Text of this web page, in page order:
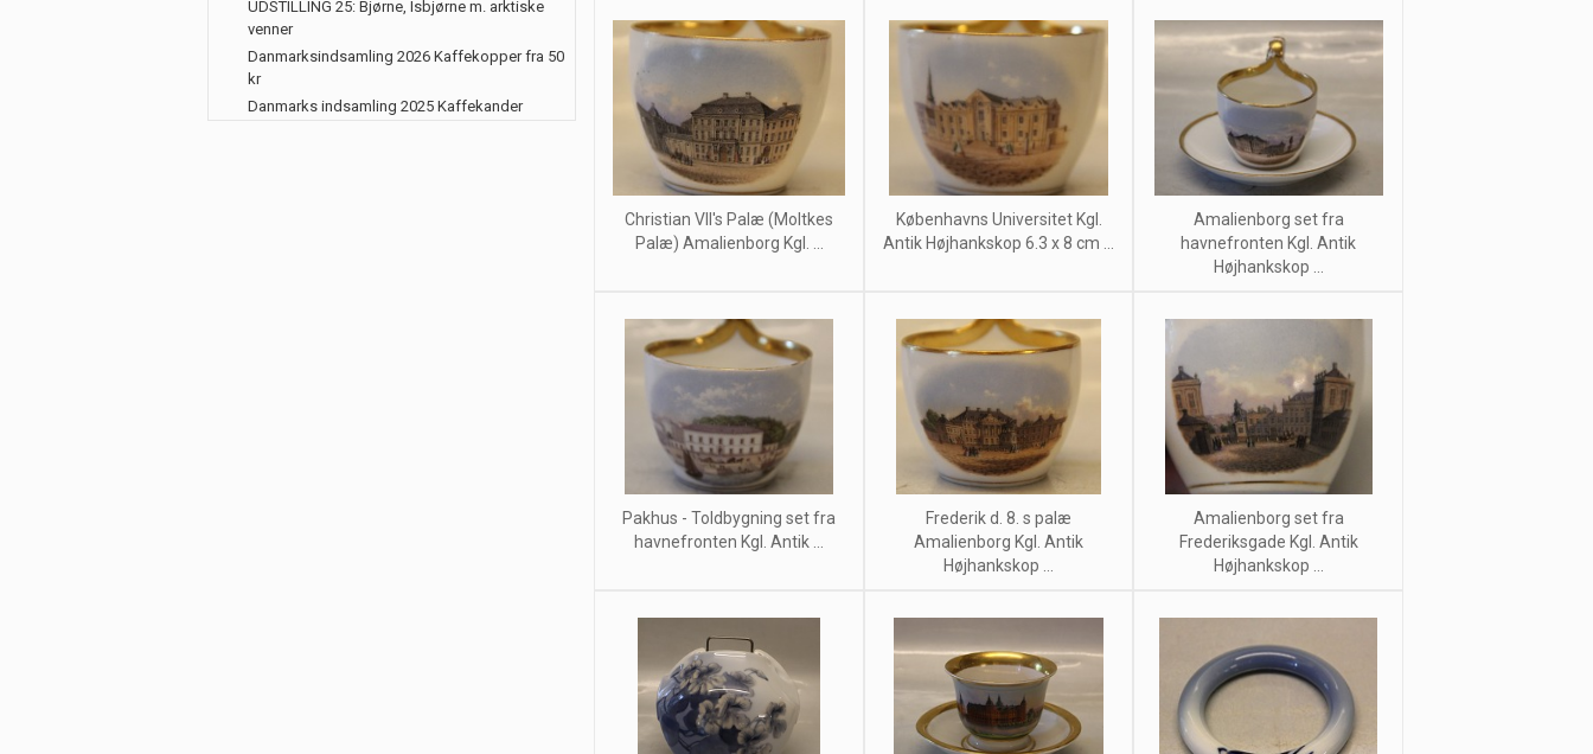
Christian VII's Palæ (Moltkes
Palæ) Amalienborg Kgl. ...
Københavns Universitet Kgl.
Antik Højhankskop 6.3 x 8 cm ...
Amalienborg set fra
havnefronten Kgl. Antik
Højhankskop ...
Pakhus - Toldbygning set fra
havnefronten Kgl. Antik ...
Frederik d. 8. s palæ
Amalienborg Kgl. Antik
Højhankskop ...
Amalienborg set fra
Frederiksgade Kgl. Antik
Højhankskop ...
UDSTILLING 25: Bjørne, Isbjørne m. arktiske
venner
Danmarksindsamling 2026 Kaffekopper fra 50
kr
Danmarks indsamling 2025 Kaffekander